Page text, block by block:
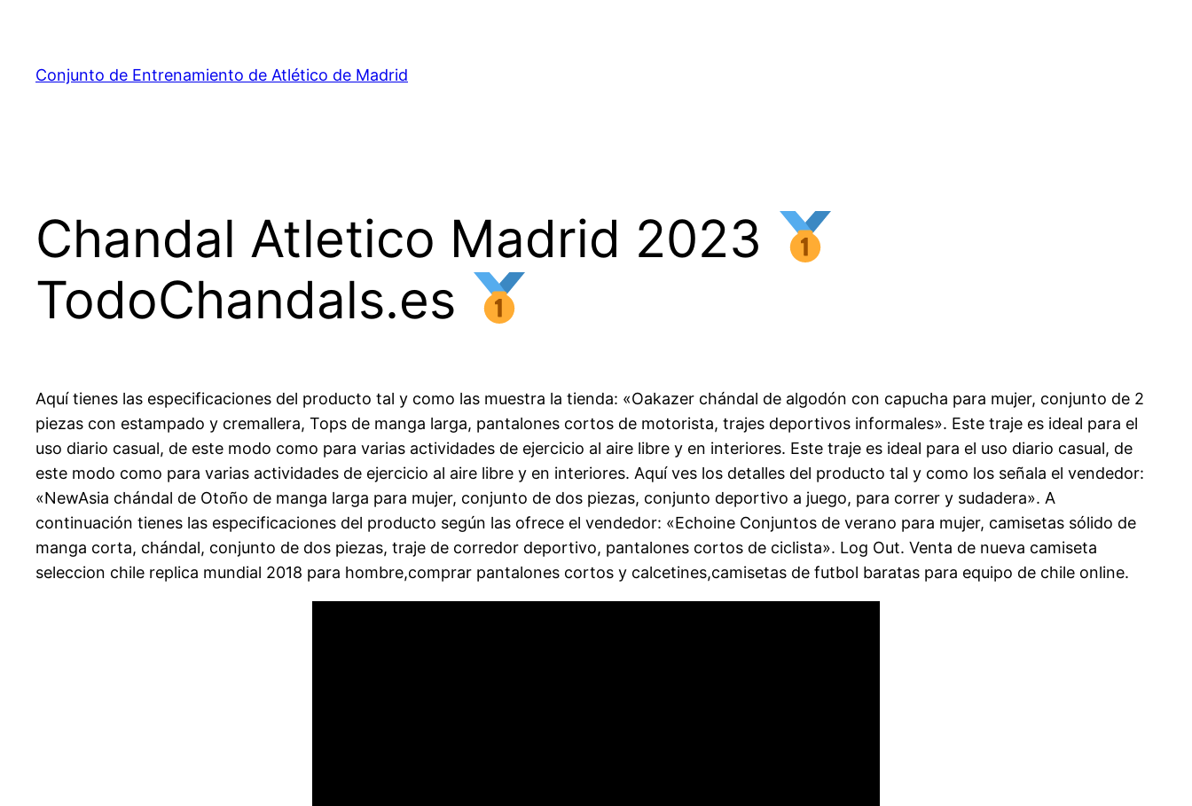
contenido
Conjunto de Entrenamiento de Atlético de Madrid
Chandal Atletico Madrid 2023
TodoChandals.es
Aquí tienes las especificaciones del producto tal y como las muestra la tienda: «Oakazer chándal de algodón con capucha para mujer, conjunto de 2
piezas con estampado y cremallera, Tops de manga larga, pantalones cortos de motorista, trajes deportivos informales». Este traje es ideal para el
uso diario casual, de este modo como para varias actividades de ejercicio al aire libre y en interiores. Este traje es ideal para el uso diario casual, de
este modo como para varias actividades de ejercicio al aire libre y en interiores. Aquí ves los detalles del producto tal y como los señala el vendedor:
«NewAsia chándal de Otoño de manga larga para mujer, conjunto de dos piezas, conjunto deportivo a juego, para correr y sudadera». A
continuación tienes las especificaciones del producto según las ofrece el vendedor: «Echoine Conjuntos de verano para mujer, camisetas sólido de
manga corta, chándal, conjunto de dos piezas, traje de corredor deportivo, pantalones cortos de ciclista». Log Out. Venta de nueva camiseta
seleccion chile replica mundial 2018 para hombre,comprar pantalones cortos y calcetines,camisetas de futbol baratas para equipo de chile online.